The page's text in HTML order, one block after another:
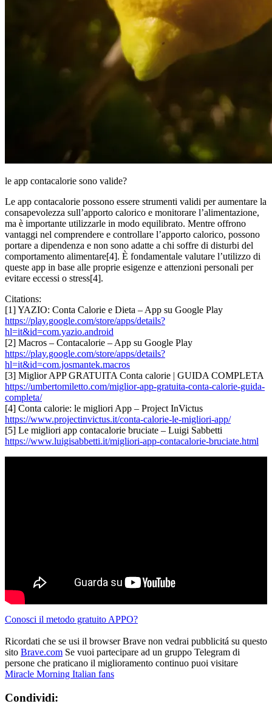
le app contacalorie sono valide?
Le app contacalorie possono essere strumenti validi per aumentare la
consapevolezza sull’apporto calorico e monitorare l’alimentazione,
ma è importante utilizzarle in modo equilibrato. Mentre offrono
vantaggi nel comprendere e controllare l’apporto calorico, possono
portare a dipendenza e non sono adatte a chi soffre di disturbi del
comportamento alimentare[4]. È fondamentale valutare l’utilizzo di
queste app in base alle proprie esigenze e attenzioni personali per
evitare eccessi o stress[4].
Citations:
[1] YAZIO: Conta Calorie e Dieta – App su Google Play
https://play.google.com/store/apps/details?
hl=it&id=com.yazio.android
[2] Macros – Contacalorie – App su Google Play
https://play.google.com/store/apps/details?
hl=it&id=com.josmantek.macros
[3] Miglior APP GRATUITA Conta calorie | GUIDA COMPLETA
https://umbertomiletto.com/miglior-app-gratuita-conta-calorie-guida-
completa/
[4] Conta calorie: le migliori App – Project InVictus
https://www.projectinvictus.it/conta-calorie-le-migliori-app/
[5] Le migliori app contacalorie bruciate – Luigi Sabbetti
https://www.luigisabbetti.it/migliori-app-contacalorie-bruciate.html
Conosci il metodo gratuito APPO?
Ricordati che se usi il browser Brave non vedrai pubblicitá su questo
sito Brave.com Se vuoi partecipare ad un gruppo Telegram di
persone che praticano il miglioramento continuo puoi visitare
Miracle Morning Italian fans
Condividi: